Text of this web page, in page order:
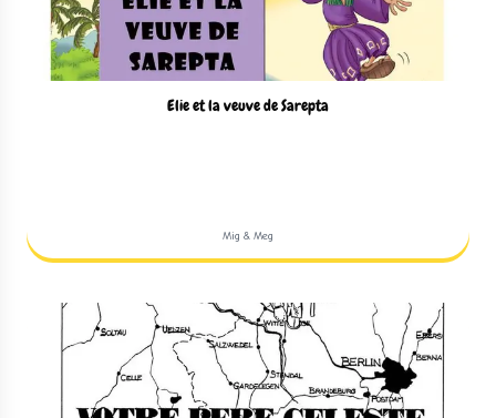
Elie et la veuve de Sarepta
Mig & Meg